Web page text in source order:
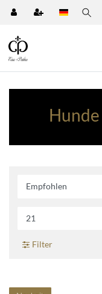
Filter